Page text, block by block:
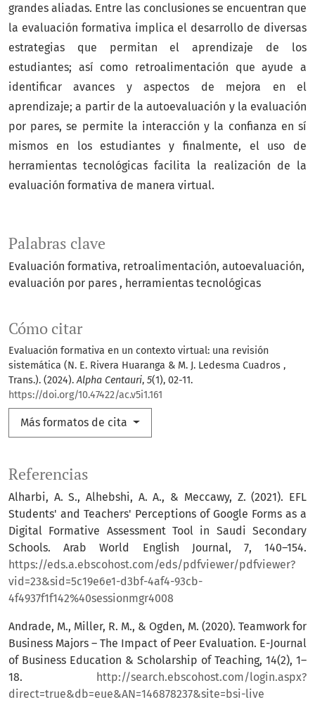
Palabras clave
Evaluación formativa retroalimentación autoevaluación
evaluación por pares
herramientas tecnológicas
Cómo citar
Evaluación formativa en un contexto virtual: una revisión
sistemática (N. E. Rivera Huaranga & M. J. Ledesma Cuadros ,
Trans.). (2024).Alpha Centauri, 5(1), 02-11.
https://doi.org/10.47422/ac.v5i1.161
Más formatos de cita
grandes aliadas. Entre las conclusiones se encuentran que
la evaluación formativa implica el desarrollo de diversas
estrategias que permitan el aprendizaje de los
estudiantes; así como retroalimentación que ayude a
identificar avances y aspectos de mejora en el
aprendizaje; a partir de la autoevaluación y la evaluación
por pares, se permite la interacción y la confianza en sí
mismos en los estudiantes y finalmente, el uso de
herramientas tecnológicas facilita la realización de la
evaluación formativa de manera virtual.
Referencias
Alharbi, A. S., Alhebshi, A. A., & Meccawy, Z. (2021). EFL
Students' and Teachers' Perceptions of Google Forms as a
Digital Formative Assessment Tool in Saudi Secondary
Schools. Arab World English Journal, 7, 140–154.
https://eds.a.ebscohost.com/eds/pdfviewer/pdfviewer?
vid=23&sid=5c19e6e1-d3bf-4af4-93cb-
4f4937f1f142%40sessionmgr4008
Andrade, M., Miller, R. M., & Ogden, M. (2020). Teamwork for
Business Majors – The Impact of Peer Evaluation. E-Journal
of Business Education & Scholarship of Teaching, 14(2), 1–
18.
http://search.ebscohost.com/login.aspx?
direct=true&db=eue&AN=146878237&site=bsi-live